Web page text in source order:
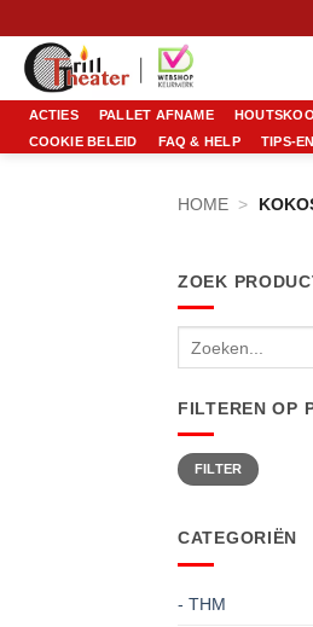
naar
inhoud
ACTIES PALLET AFNAME
COOKIE BELEID
FAQ & HELP TIPS-
HOME >
ZOEK
FILTEREN OP
Min.
prijs
Max.
prijsFILTER
CATEGORIËN
- THM